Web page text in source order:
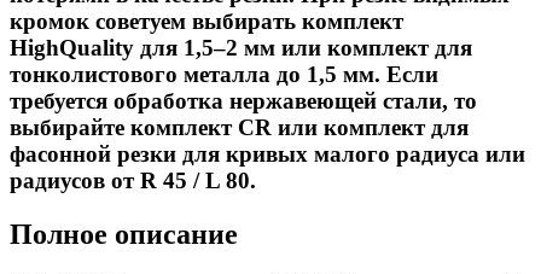
кромок советуем выбирать комплект
HighQuality для 1,5–2 мм или комплект для
тонколистового металла до 1,5 мм. Если
требуется обработка нержавеющей стали, то
выбирайте комплект CR или комплект для
фасонной резки для кривых малого радиуса или
радиусов от R 45 / L 80.
Полное описание